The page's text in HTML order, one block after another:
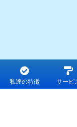
私達の特徴 サービ